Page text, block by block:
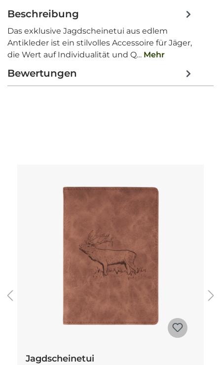
Beschreibung
Das exklusive Jagdscheinetui aus edlem
Antikleder ist ein stilvolles Accessoire für Jäger,
die Wert auf Individualität und Q… Mehr
Bewertungen
Jagdscheinetui